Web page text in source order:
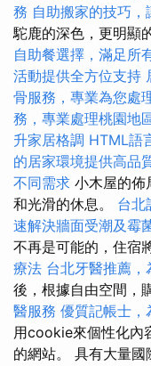
務 自助搬家的技巧
駝鹿的深色，更明顯
自助餐選擇，滿足所
活動提供全方位支持
骨服務，專業為您處
務，專業處理桃園地
升家居格調 HTML語
的居家環境提供高品
不同需求 小木屋的佈
和光滑的休息。 台北
速解決牆面受潮及霉
不再是可能的，住宿
療法 台北牙醫推薦
後，根據自由空間，
醫服務 優質記帳士，
用cookie來個性化內
的網站。 具有大量